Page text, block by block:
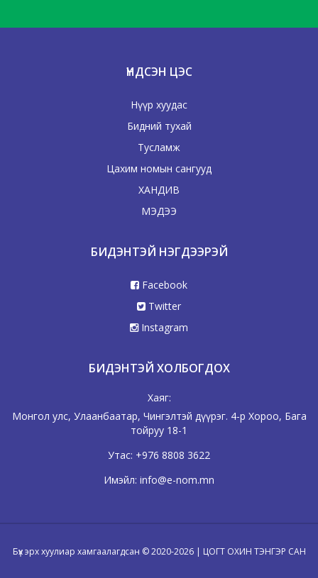
ҮНДСЭН ЦЭС
Нүүр хуудас
Бидний тухай
Тусламж
Цахим номын сангууд
ХАНДИВ
МЭДЭЭ
БИДЭНТЭЙ НЭГДЭЭРЭЙ
Facebook
Twitter
Instagram
БИДЭНТЭЙ ХОЛБОГДОХ
Хаяг:
Монгол улс, Улаанбаатар, Чингэлтэй дүүрэг. 4-р Хороо, Бага
тойруу 18-1
Утас: +976 8808 3622
Имэйл: info@e-nom.mn
Бүх эрх хуулиар хамгаалагдсан © 2020-2026 | ЦОГТ ОХИН ТЭНГЭР САН